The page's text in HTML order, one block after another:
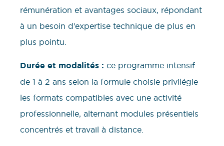
rémunération et avantages sociaux, répondant
à un besoin d’expertise technique de plus en
plus pointu.
Durée et modalités : ce programme intensif
de 1 à 2 ans selon la formule choisie privilégie
les formats compatibles avec une activité
professionnelle, alternant modules présentiels
concentrés et travail à distance.